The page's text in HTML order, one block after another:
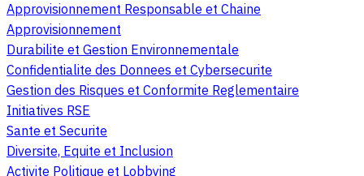
Approvisionnement Responsable et Chaine
Approvisionnement
Durabilite et Gestion Environnementale
Confidentialite des Donnees et Cybersecurite
Gestion des Risques et Conformite Reglementaire
Initiatives RSE
Sante et Securite
Diversite, Equite et Inclusion
Activite Politique et Lobbying